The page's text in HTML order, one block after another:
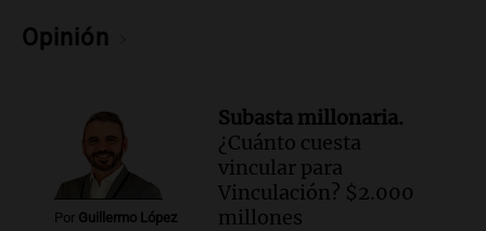
Episodios
Audio.Mateo, a los 25 años, lucha
contra el tiempo: necesita un trasplante
para poder seguir viviend
Opinión
Por Guillermo López
Subasta millonaria.
¿Cuánto cuesta
vincular para
Vinculación? $2.000
millones